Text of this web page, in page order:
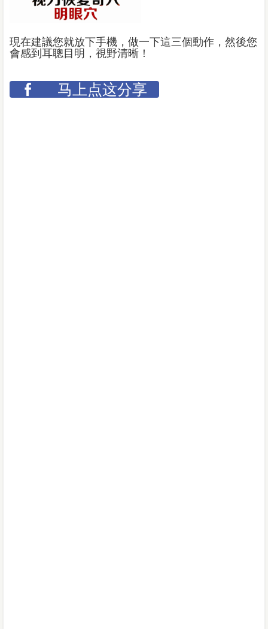
現在建議您就放下手機，做一下這三個動作，然後您
會感到耳聰目明，視野清晰！
马上点这分享